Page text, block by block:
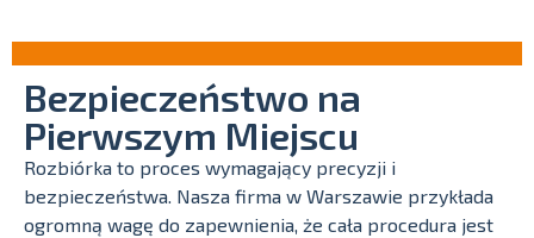
Bezpieczeństwo na
Pierwszym Miejscu
Rozbiórka to proces wymagający precyzji i
bezpieczeństwa. Nasza firma w Warszawie przykłada
ogromną wagę do zapewnienia, że cała procedura jest